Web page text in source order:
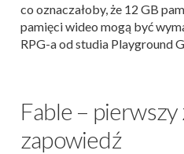
co oznaczałoby, że 12 GB
pamięci wideo mogą być
RPG-a od studia Playground
Fable –
zapowiedź